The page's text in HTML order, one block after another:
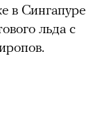
в Сингапуре
льда с